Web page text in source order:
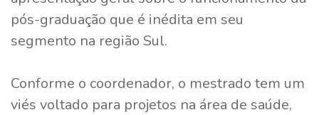
pós-graduação que é inédita em seu
segmento na região Sul.
Conforme o coordenador, o mestrado tem um
viés voltado para projetos na área de saúde,